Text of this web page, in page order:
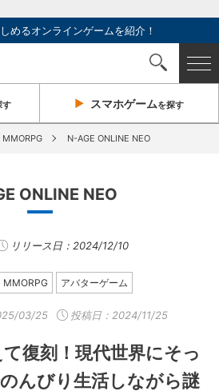
めるオンラインゲームを紹介！
す スマホゲームを探す
MMORPG N-AGE ONLINE NEO
ONLINE NEO
リリース日：2024/12/10
MMORPG アバターゲーム
03/25 投稿日：2024/11/25
復刻！現代世界にそっ
んびり生活しながら謎